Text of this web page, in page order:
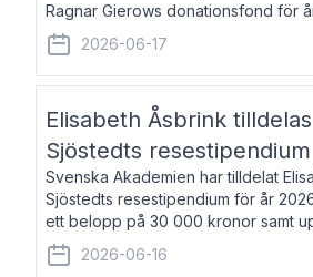
Ragnar Gierows donationsfond för
Stipendiebeloppet är på 70 000
Cullhed, född 1985, är professor i
2026-06-17
Elisabeth Åsbrink
Sjöstedts resestipendium
Svenska Akademien har tilldelat
Sjöstedts resestipendium för år
ett belopp på 30 000 kronor samt
fri vistelse i Akademiens lägenhet i
Åsbrink, född 1965 oc
2026-06-16